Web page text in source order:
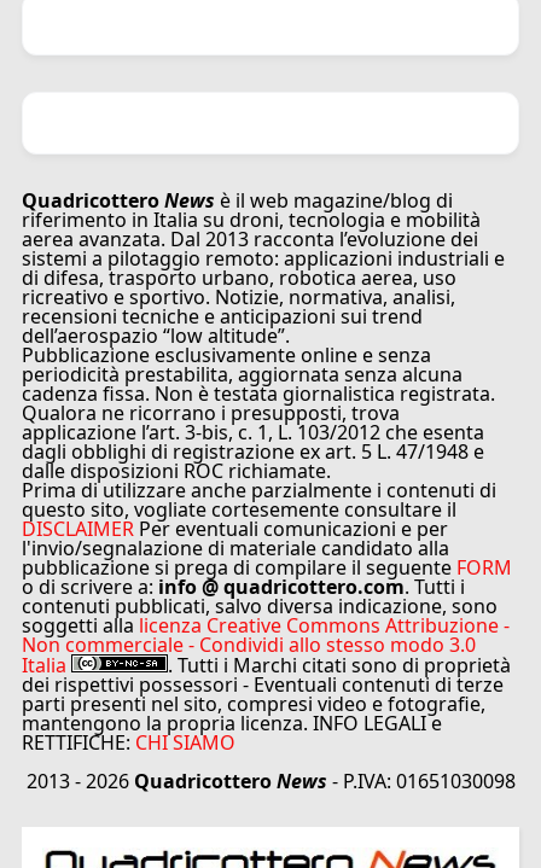
QuadricotteroNews è il web magazine/blog di
riferimento in Italia su droni, tecnologia e mobilità
aerea avanzata. Dal 2013 racconta l’evoluzione dei
sistemi a pilotaggio remoto: applicazioni industriali e
di difesa, trasporto urbano, robotica aerea, uso
ricreativo e sportivo. Notizie, normativa, analisi,
recensioni tecniche e anticipazioni sui trend
dell’aerospazio “low altitude”.
Pubblicazione esclusivamente online e senza
periodicità prestabilita, aggiornata senza alcuna
cadenza fissa. Non è testata giornalistica registrata.
Qualora ne ricorrano i presupposti, trova
applicazione l’art. 3-bis, c. 1, L. 103/2012 che esenta
dagli obblighi di registrazione ex art. 5 L. 47/1948 e
dalle disposizioni ROC richiamate.
Prima di utilizzare anche parzialmente i contenuti di
questo sito, vogliate cortesemente consultare il
DISCLAIMER Per eventuali comunicazioni e per
l'invio/segnalazione di materiale candidato alla
pubblicazione si prega di compilare il seguente FORM
o di scrivere a: info @ quadricottero.com. Tutti i
contenuti pubblicati, salvo diversa indicazione, sono
soggetti alla licenza Creative Commons Attribuzione -
Non commerciale - Condividi allo stesso modo 3.0
Italia . Tutti i Marchi citati sono di proprietà
dei rispettivi possessori - Eventuali contenuti di terze
parti presenti nel sito, compresi video e fotografie,
mantengono la propria licenza. INFO LEGALI e
RETTIFICHE: CHI SIAMO
2013 - 2026 QuadricotteroNews - P.IVA: 01651030098